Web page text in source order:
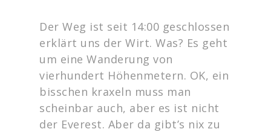
Der Weg ist seit 14:00 geschlossen
erklärt uns der Wirt. Was? Es geht
um eine Wanderung von
vierhundert Höhenmetern. OK, ein
bisschen kraxeln muss man
scheinbar auch, aber es ist nicht
der Everest. Aber da gibt’s nix zu